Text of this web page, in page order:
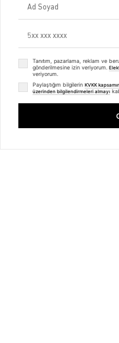
ETK Bilgilendirme Metni
Kargo & Teslimat
Sipariş İşlemleri
Whatsapp Müşteri Destek
Üyelik Sözleşmesi
Tanıtım, pazarlama, reklam ve
gönderilmesine izin veriyorum.
veriyorum.
Paylaştığım bilgilerin KVKK
üzerinden bilgilendirmeleri almayı